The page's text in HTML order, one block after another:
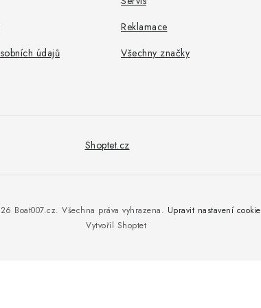
údajů
Reklamace
Všechny značky
Shoptet.cz
Vytvořil Shoptet
Boat007.cz. Všechna práva vyhrazena. Upravit nastavení